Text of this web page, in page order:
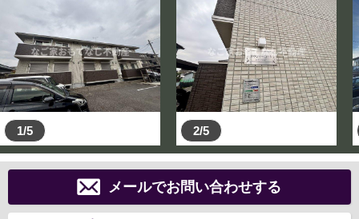
1/5 2/5
メールでお問い合わせする